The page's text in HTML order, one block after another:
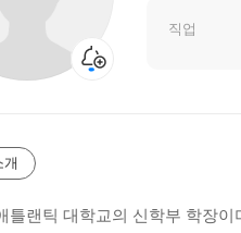
직업
개
틀랜틱 대학교의 신학부 학장